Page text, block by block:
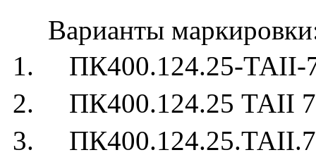
Варианты
1. ПК400.124.25-ТАII-
2. ПК400.124.25 ТАII
3.